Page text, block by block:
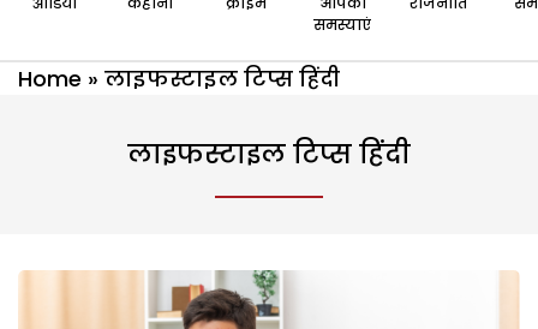
समस्याएं
Home » लाइफस्टाइल टिप्स हिंदी
लाइफस्टाइल टिप्स हिंदी